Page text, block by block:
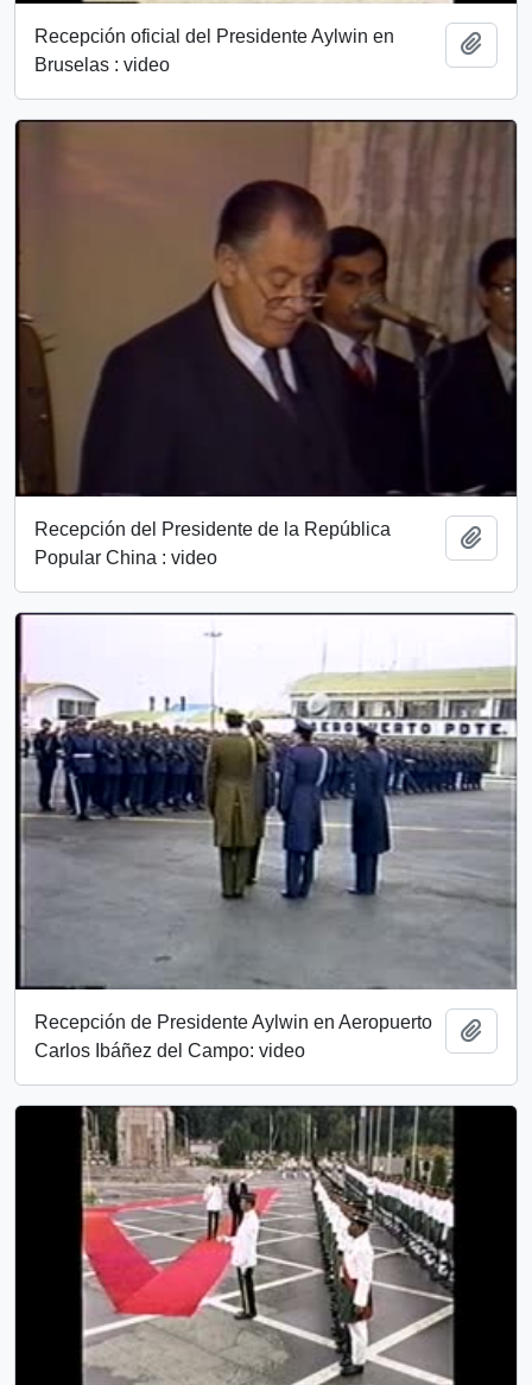
Recepción oficial del Presidente Aylwin en
Bruselas : video
Recepción del Presidente de la República
Popular China : video
Recepción de Presidente Aylwin en Aeropuerto
Carlos Ibáñez del Campo: video